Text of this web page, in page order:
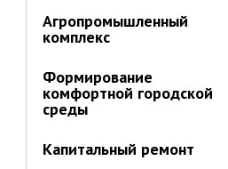
Агропромышленный
комплекс
Формирование
комфортной городской
среды
Капитальный ремонт